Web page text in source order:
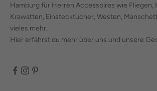
Hamburg für Herren Accessoires wie Fliegen,
Krawatten, Einstecktücher, Westen,
vieles mehr.
Hier erfährst du mehr über uns und unsere